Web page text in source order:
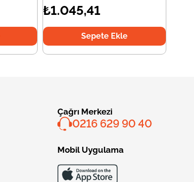
₺1.045,41
Sepete Ekle
Çağrı Merkezi
0216 629 90 40
Mobil Uygulama